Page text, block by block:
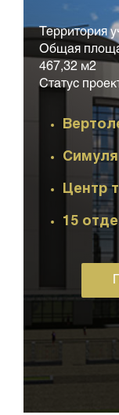
Территория
Общая
467,32 м2
Статус
Центр
15